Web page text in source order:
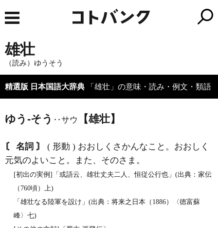
雄壮
（読み）ゆうそう
精選版 日本国語大辞典 「雄壮」の意味・読み・例文・類語
ゆう‐そう ‥サウ 【雄壮】
〘 名詞 〙
( 形動 ) おおしくさかんなこと。おおしく
元気のよいこと。また、そのさま。
[初出の実例]「或語云、雄壮丈夫二人、恒従公行也」(出典：家伝
（760頃）上)
「雄壮なる陸軍を設け」(出典：将来之日本（1886）〈徳富蘇
峰〉七)